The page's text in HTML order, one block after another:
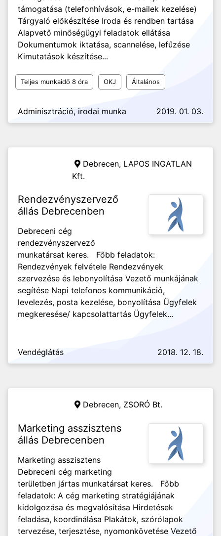
támogatása (telefonhívások, e-mailek kezelése)
Tárgyaló előkészítése Iroda és rendben tartása
Alapvető minőségügyi feladatok ellátása
Dokumentumok iktatása, scannelése, lefűzése
Kimutatások készítése...
Teljes munkaidő 8 óra OKJ Általános
Adminisztráció, irodai munka 2019. 01. 03.
Debrecen, LAPOS INGATLAN
Kft.
Rendezvényszervező
állás Debrecenben
Debreceni cég
rendezvényszervező
munkatársat keres. Főbb feladatok:
Rendezvények felvétele Rendezvények
szervezése és lebonyolítása Vezető munkájának
segítése Napi telefonos kommunikáció,
levelezés, posta kezelése, bonyolítása Ügyfelek
megkeresése/ kapcsolattartás Ügyfelek...
Vendéglátás 2018. 12. 18.
Debrecen, ZSORÓ Bt.
Marketing asszisztens
állás Debrecenben
Marketing asszisztens
Debreceni cég marketing
területben jártas munkatársat keres. Főbb
feladatok: A cég marketing stratégiájának
kidolgozása és megvalósítása Hirdetések
feladása, koordinálása Plakátok, szórólapok
tervezése, terjesztése, nyomonkövetése Vezető